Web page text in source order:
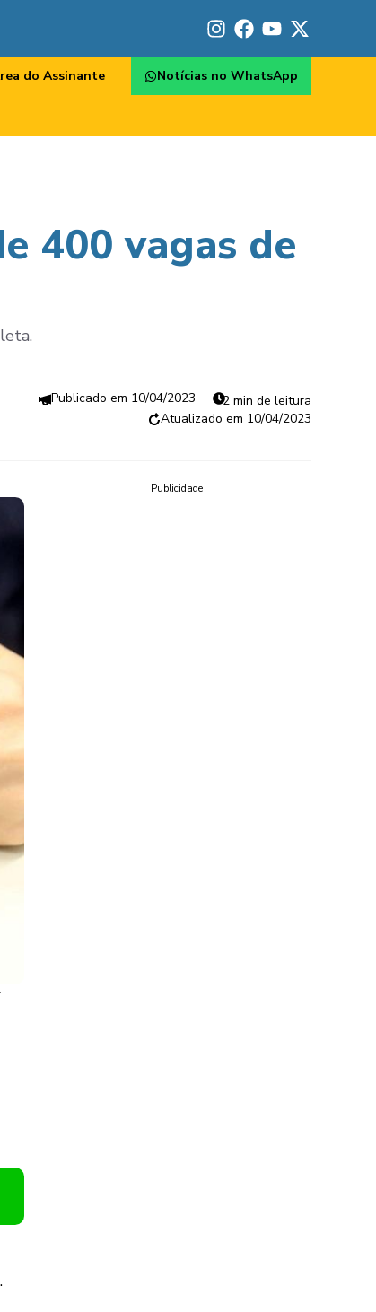
do Assinante Notícias no WhatsApp
400 vagas de
10/04/2023
2 min de leitura
10/04/2023
Publicidade